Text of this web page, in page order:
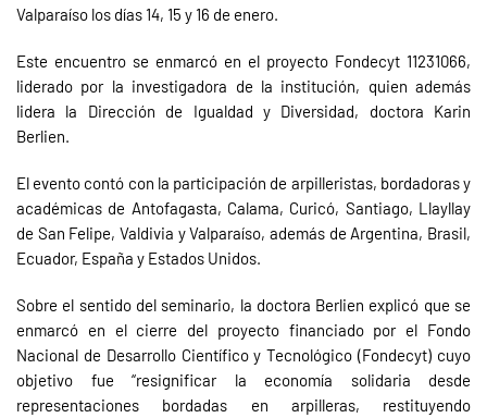
Valparaíso los días 14, 15 y 16 de enero.
Este encuentro se enmarcó en el proyecto Fondecyt 11231066,
liderado por la investigadora de la institución, quien además
lidera la Dirección de Igualdad y Diversidad, doctora Karin
Berlien.
El evento contó con la participación de arpilleristas, bordadoras y
académicas de Antofagasta, Calama, Curicó, Santiago, Llayllay
de San Felipe, Valdivia y Valparaíso, además de Argentina, Brasil,
Ecuador, España y Estados Unidos.
Sobre el sentido del seminario, la doctora Berlien explicó que se
enmarcó en el cierre del proyecto financiado por el Fondo
Nacional de Desarrollo Científico y Tecnológico (Fondecyt) cuyo
objetivo fue “resignificar la economía solidaria desde
representaciones bordadas en arpilleras, restituyendo